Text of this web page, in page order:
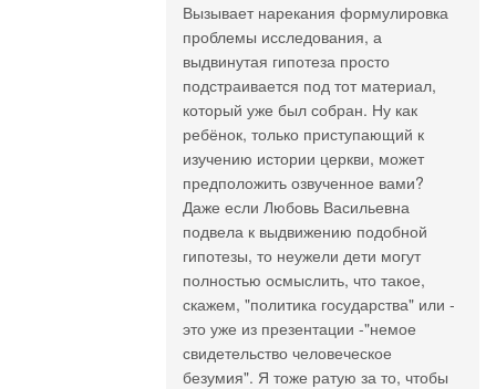
Вызывает нарекания формулировка
проблемы исследования, а
выдвинутая гипотеза просто
подстраивается под тот материал,
который уже был собран. Ну как
ребёнок, только приступающий к
изучению истории церкви, может
предположить озвученное вами?
Даже если Любовь Васильевна
подвела к выдвижению подобной
гипотезы, то неужели дети могут
полностью осмыслить, что такое,
скажем, "политика государства" или -
это уже из презентации -"немое
свидетельство человеческое
безумия". Я тоже ратую за то, чтобы